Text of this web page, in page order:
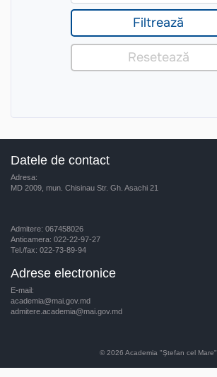
Datele de contact
Adresa:
MD 2009, mun. Chisinau Str. Gh. Asachi 21
Admitere: 067458026
Anticamera: 022-22-97-27
Tel./fax: 022-73-89-94
Adrese electronice
E-mail:
academia@mai.gov.md
admitere.academia@mai.gov.md
© 2026 Academia "Ştefan cel Mare"